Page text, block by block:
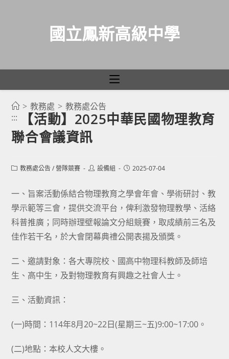
國立鳳新高級中學
> 教務處 > 教務處公告
:::
【活動】2025中華民國物理教育
聯合會議資訊
Post教務處公告 / 營隊競賽
Post設備組
Post2025-07-04
一、旨案活動係結合物理教育之學會年會、學術研討、教
學示範等三會，提供交流平台，俾利激發物理教學、活絡
科普推廣；同時辦理壁報論文分組競賽，取成績前三名及
佳作若干名，於大會閉幕典禮公開表揚及頒獎。
二、邀請對象：各大專院校、國高中物理科教師及師培
生、高中生，及對物理教育有興趣之社會人士。
三、活動資訊：
(一)時間：114年8月20~22日(星期三~五)9:00~17:00。
(二)地點：本校人文大樓。